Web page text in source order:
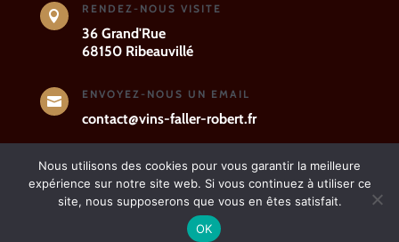

RENDEZ-NOUS VISITE
36 Grand'Rue
68150 Ribeauvillé

ENVOYEZ-NOUS UN EMAIL
contact@vins-faller-robert.fr
Mentions légales-Politique de
© 2020 Domaine FALLER.
Nous utilisons des cookies pour vous garantir la meilleure
expérience sur notre site web. Si vous continuez à utiliser ce
site, nous supposerons que vous en êtes satisfait.
OK